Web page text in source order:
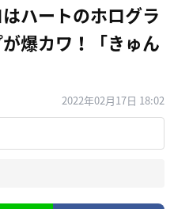
ハートのホログラ
爆カワ！「きゅん
2022年02月17日 18:02